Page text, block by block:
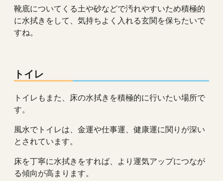
靴底についてくる土や砂などで汚れやすいため積極的
に水拭きをして、気持ちよく入れる玄関を保ちたいで
すね。
トイレ
トイレもまた、床の水拭きを積極的に行いたい場所で
す。
風水でトイレは、金運や仕事運、健康運に関りが深い
とされています。
床を丁寧に水拭きをすれば、より運気アップにつなが
る傾向が高まります。